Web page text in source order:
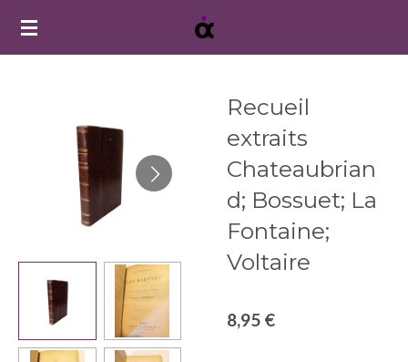
Passer
Recueil
extraits
Chateaubrian
d; Bossuet; La
Fontaine;
Voltaire
8,95 €